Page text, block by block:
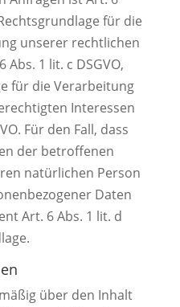
für die
unserer rechtlichen
1 lit. c DSGVO,
für die Verarbeitung
Interessen
Für den Fall, dass
der betroffenen
natürlichen Person
Daten
Art. 6 Abs. 1 lit. d
über den Inhalt